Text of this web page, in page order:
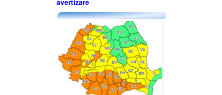
avertizare